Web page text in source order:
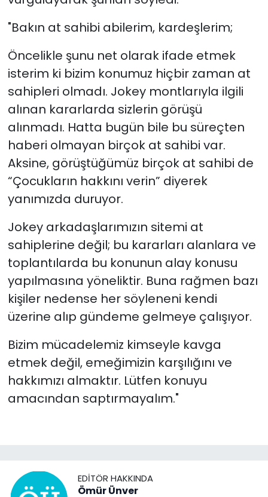
"Bakın at sahibi abilerim, kardeşlerim;
Öncelikle şunu net olarak ifade etmek
isterim ki bizim konumuz hiçbir zaman at
sahipleri olmadı. Jokey montlarıyla ilgili
alınan kararlarda sizlerin görüşü
alınmadı. Hatta bugün bile bu süreçten
haberi olmayan birçok at sahibi var.
Aksine, görüştüğümüz birçok at sahibi de
“Çocukların hakkını verin” diyerek
yanımızda duruyor.
Jokey arkadaşlarımızın sitemi at
sahiplerine değil; bu kararları alanlara ve
toplantılarda bu konunun alay konusu
yapılmasına yöneliktir. Buna rağmen bazı
kişiler nedense her söyleneni kendi
üzerine alıp gündeme gelmeye çalışıyor.
Bizim mücadelemiz kimseyle kavga
etmek değil, emeğimizin karşılığını ve
hakkımızı almaktır. Lütfen konuyu
amacından saptırmayalım."
EDITÖR HAKKINDA
Ömür Ünver